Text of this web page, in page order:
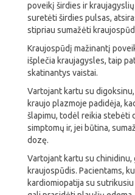
poveikį širdies ir
suretėti širdies pulsas,
stipriau sumažėti
Kraujospūdį mažinantį
išplečia kraujagysles, taip
skatinantys vaistai.
Vartojant kartu su
kraujo plazmoje padidėja,
šlapimu, todėl reikia stebėti
simptomų ir, jei būtina,
dozę.
Vartojant kartu su chinidinu,
kraujospūdis. Pacientams,
kardiomiopatija su